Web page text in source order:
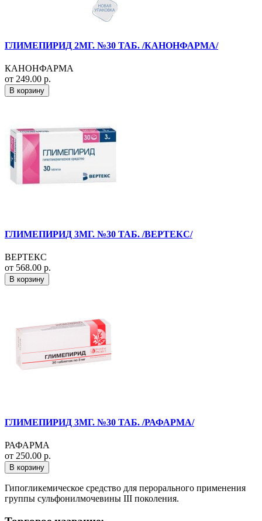
ГЛИМЕПИРИД 2МГ. №30 ТАБ. /КАНОНФАРМА/
КАНОНФАРМА
от 249.00 р.
В корзину
ГЛИМЕПИРИД 3МГ. №30 ТАБ. /ВЕРТЕКС/
ВЕРТЕКС
от 568.00 р.
В корзину
ГЛИМЕПИРИД 3МГ. №30 ТАБ. /РАФАРМА/
РАФАРМА
от 250.00 р.
В корзину
Гипогликемическое средство для перорального применения
группы сульфонилмочевины III поколения.